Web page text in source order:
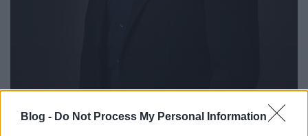
Blog - Do Not Process My Personal Information